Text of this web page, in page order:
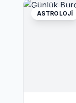
ASTROLOJI